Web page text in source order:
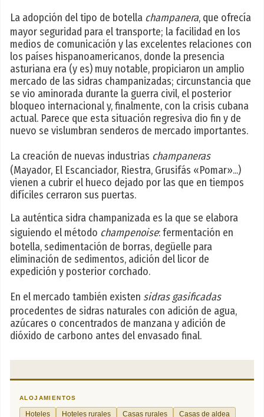
La adopción del tipo de botella champanera, que ofrecía
mayor seguridad para el transporte; la facilidad en los
medios de comunicación y las excelentes relaciones con
los países hispanoamericanos, donde la presencia
asturiana era (y es) muy notable, propiciaron un amplio
mercado de las sidras champanizadas; circunstancia que
se vio aminorada durante la guerra civil, el posterior
bloqueo internacional y, finalmente, con la crisis cubana
actual. Parece que esta situación regresiva dio fin y de
nuevo se vislumbran senderos de mercado importantes.
La creación de nuevas industrias champaneras
(Mayador, El Escanciador, Riestra, Grusifás «Pomar»...)
vienen a cubrir el hueco dejado por las que en tiempos
difíciles cerraron sus puertas.
La auténtica sidra champanizada es la que se elabora
siguiendo el método champenoise: fermentación en
botella, sedimentación de borras, degüelle para
eliminación de sedimentos, adición del licor de
expedición y posterior corchado.
En el mercado también existen sidras gasificadas
procedentes de sidras naturales con adición de agua,
azúcares o concentrados de manzana y adición de
dióxido de carbono antes del envasado final.